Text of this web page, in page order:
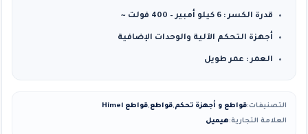
قدرة الكسر : 6 كيلو أمبير – 400 فولت ~
أجهزة التحكم الآلية والوحدات الإضافية
العمر : عمر طويل
التصنيفات:قواطع و أجهزة تحكم,قواطع,قواطع Himel
العلامة التجارية:هيميل